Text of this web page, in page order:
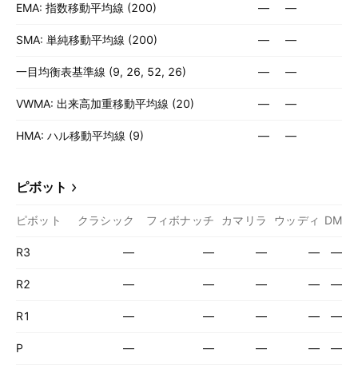
EMA: 指数移動平均線 (200) — —
SMA: 単純移動平均線 (200) — —
一目均衡表基準線 (9, 26, 52, 26) — —
VWMA: 出来高加重移動平均線 (20) — —
HMA: ハル移動平均線 (9) — —
ピボット
ピボット クラシック フィボナッチ カマリラ ウッディ DM
R3 — — — — —
R2 — — — — —
R1 — — — — —
P — — — — —